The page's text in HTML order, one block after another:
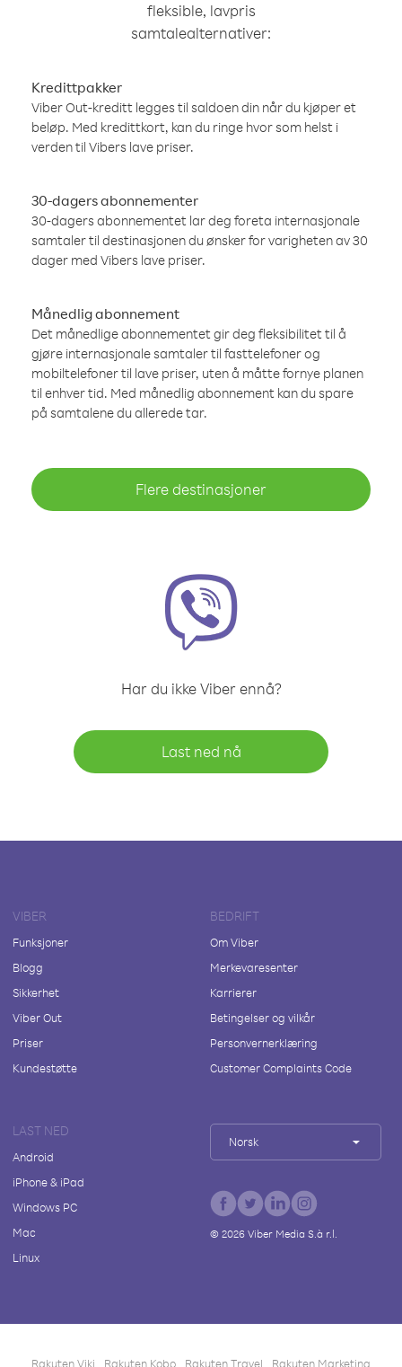
fleksible, lavpris
samtalealternativer:
Kredittpakker
Viber Out-kreditt legges til saldoen din når du kjøper et
beløp. Med kredittkort, kan du ringe hvor som helst i
verden til Vibers lave priser.
30-dagers abonnementer
30-dagers abonnementet lar deg foreta internasjonale
samtaler til destinasjonen du ønsker for varigheten av 30
dager med Vibers lave priser.
Månedlig abonnement
Det månedlige abonnementet gir deg fleksibilitet til å
gjøre internasjonale samtaler til fasttelefoner og
mobiltelefoner til lave priser, uten å måtte fornye planen
til enhver tid. Med månedlig abonnement kan du spare
på samtalene du allerede tar.
Flere destinasjoner
Har du ikke Viber ennå?
Last ned nå
VIBER
Funksjoner
Blogg
Sikkerhet
Viber Out
Priser
Kundestøtte
BEDRIFT
Om Viber
Merkevaresenter
Karrierer
Betingelser og vilkår
Personvernerklæring
Customer Complaints Code
LAST NED
Android
iPhone & iPad
Windows PC
Mac
Linux
Norsk
© 2026Viber Media S.à r.l.
Rakuten Viki Rakuten Kobo Rakuten Travel Rakuten Marketing